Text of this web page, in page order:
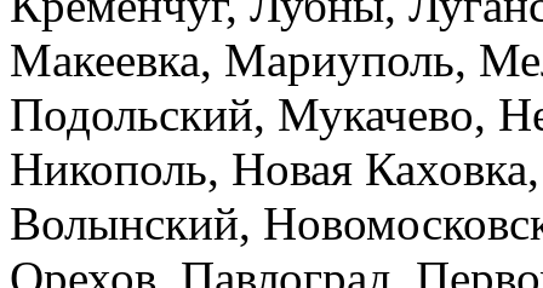
Макеевка, Мариуполь,
Подольский, Мукачево,
Никополь, Новая
Волынский,